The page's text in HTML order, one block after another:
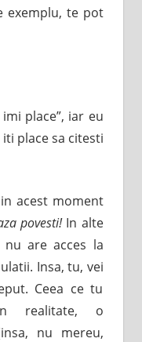
exemplu, te pot
place”, iar eu
place sa citesti
acest moment
povesti!In alte
nu are acces la
Insa, tu, vei
Ceea ce tu
realitate, o
nu mereu,